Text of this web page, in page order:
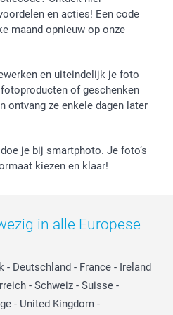
en acties! Een code
maand opnieuw op onze
en uiteindelijk je foto
of geschenken
ontvang ze enkele dagen later
je bij smartphoto. Je foto’s
kiezen en klaar!
in alle Europese
- Deutschland - France - Ireland
- Schweiz - Suisse -
- United Kingdom -